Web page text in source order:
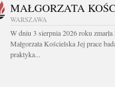
MAŁGORZATA
WARSZAWA
W dniu 3 sierpnia 2026 roku
Małgorzata Kościelska Jej prace
praktyka...